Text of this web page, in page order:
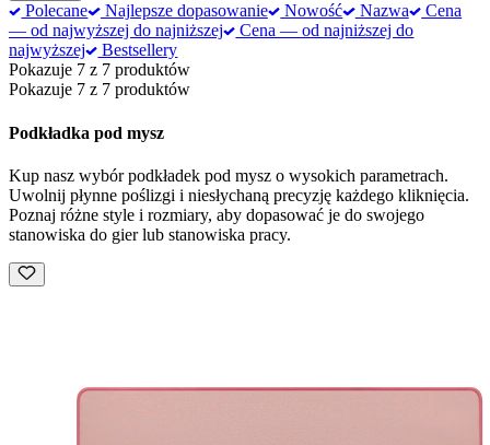
Polecane Najlepsze dopasowanie Nowość Nazwa
Cena
— od najwyższej do najniższej
Cena — od najniższej do
najwyższej
Bestsellery
Pokazuje 7 z 7 produktów
Pokazuje 7 z 7 produktów
Podkładka pod mysz
Kup nasz wybór podkładek pod mysz o wysokich parametrach.
Uwolnij płynne poślizgi i niesłychaną precyzję każdego kliknięcia.
Poznaj różne style i rozmiary, aby dopasować je do swojego
stanowiska do gier lub stanowiska pracy.